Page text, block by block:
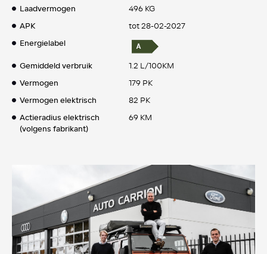
Laadvermogen
496 KG
APK
tot 28-02-2027
Energielabel
Gemiddeld verbruik
1.2 L/100KM
Vermogen
179 PK
Vermogen elektrisch
82 PK
Actieradius elektrisch
(volgens fabrikant)
69 KM